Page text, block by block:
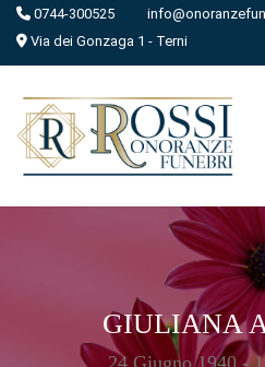
0744-300525
Via dei Gonzaga 1 - Terni
GIULIANA
24 Giugno 1940 -